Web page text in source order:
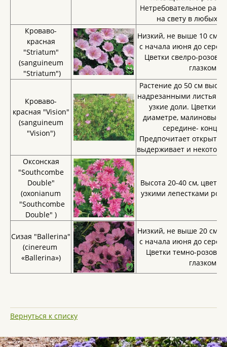
Нетребовательное
на свету в любых
Кроваво-
красная
"Striatum"
(sanguineum
"Striatum")
Низкий, не выше 10 см
с начала июня до
Цветки свелро-
глазком.
Кроваво-
красная "Vision"
(sanguineum
"Vision")
Растение до 50 см
надрезанными
узкие доли. Цветки
диаметре, малиновые.
середине- конце
Предпочитает
выдерживает и
Оксонская
"Southcombe
Double"
(oxonianum
"Southcombe
Double" )
Высота 20-40 см,
узкими лепестками
Сизая "Ballerina"
(cinereum
«Ballerina»)
Низкий, не выше 20 см
с начала июня до
Цветки темно-
глазком.
Вернуться к списку